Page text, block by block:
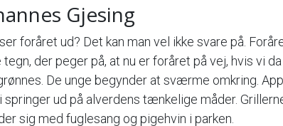
Gjesing
foråret ud? Det kan man vel ikke svare på.
tegn, der peger på, at nu er foråret på vej, hvis vi
De unge begynder at sværme omkring.
springer ud på alverdens tænkelige måder.
sig med fuglesang og pigehvin i parken.